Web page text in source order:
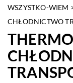
WSZYSTKO-WIEM
CHŁODNICTWO